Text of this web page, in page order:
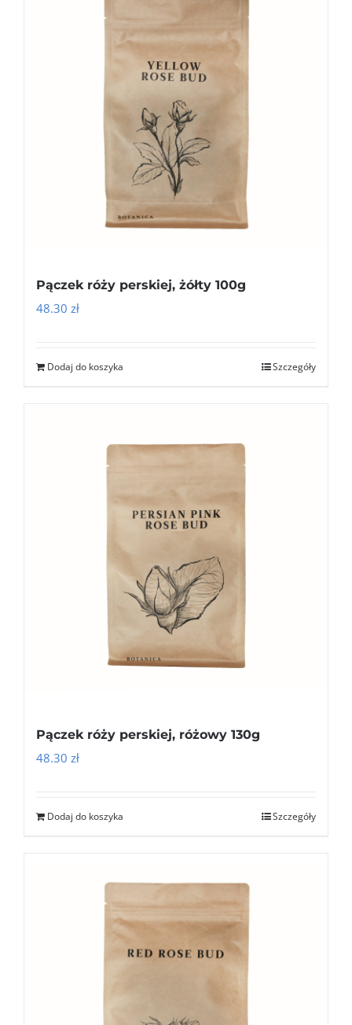
Pączek róży perskiej, żółty 100g
48.30 zł
Dodaj do koszyka Szczegóły
Pączek róży perskiej, różowy 130g
48.30 zł
Dodaj do koszyka Szczegóły